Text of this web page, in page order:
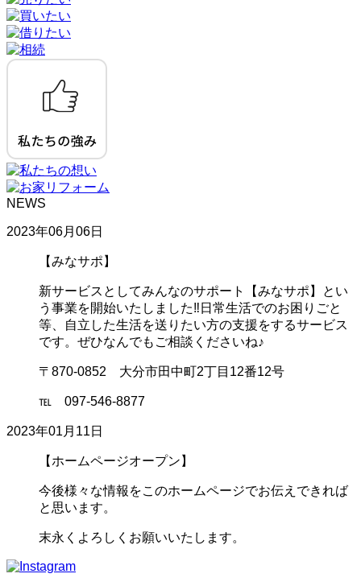
NEWS
2023年06月06日
【みなサポ】
新サービスとしてみんなのサポート【みなサポ】とい
う事業を開始いたしました‼日常生活でのお困りごと
等、自立した生活を送りたい方の支援をするサービス
です。ぜひなんでもご相談くださいね♪
〒870-0852 大分市田中町2丁目12番12号
℡ 097-546-8877
2023年01月11日
【ホームページオープン】
今後様々な情報をこのホームページでお伝えできれば
と思います。
末永くよろしくお願いいたします。